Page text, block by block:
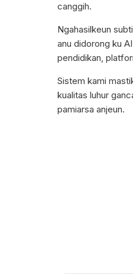
canggih.
Ngahasilkeun
anu didorong ku
pendidikan,
Sistem kami
kualitas luhur
pamiarsa anjeun.